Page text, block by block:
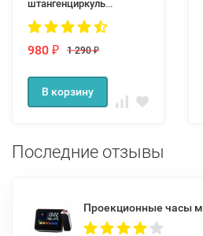
штангенциркуль
цифровой с
глубиномером 150 мм
0,01 мм металл
980 ₽ 1 290₽
В корзину
Последние отзывы